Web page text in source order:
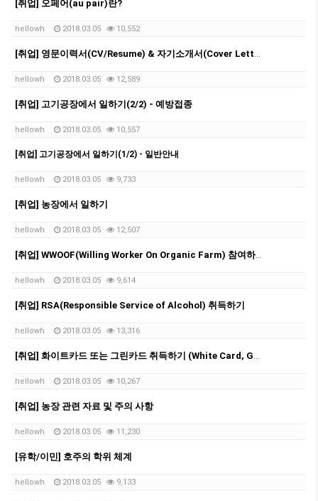
[취업] 오페어(au pair)란?
hellowh 2018.03.05 10,552
[취업] 영문이력서(CV/Resume) & 자기소개서(Cover Letter) 작성 방법
hellowh 2018.03.05 12,589
[취업] 고기공장에서 일하기(2/2) - 예방접종
hellowh 2018.03.05 10,557
[취업] 고기공장에서 일하기(1/2) - 일반안내
hellowh 2018.03.05 9,733
[취업] 농장에서 일하기
hellowh 2018.03.05 12,507
[취업] WWOOF(Willing Worker On Organic Farm) 참여하기
hellowh 2018.03.05 9,614
[취업] RSA(Responsible Service of Alcohol) 취득하기
hellowh 2018.03.05 13,316
[취업] 화이트카드 또는 그린카드 취득하기 (White Card, Green Card)
hellowh 2018.03.05 10,267
[취업] 농장 관련 자료 및 주의 사항
hellowh 2018.03.05 11,230
[유학/이민] 호주의 학위 체계
hellowh 2018.03.05 9,133